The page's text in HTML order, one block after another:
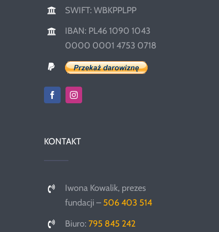
SWIFT: WBKPPLPP
IBAN: PL46 1090 1043
0000 0001 4753 0718
KONTAKT
Iwona Kowalik, prezes
fundacji – 506 403 514
Biuro:795 845 242